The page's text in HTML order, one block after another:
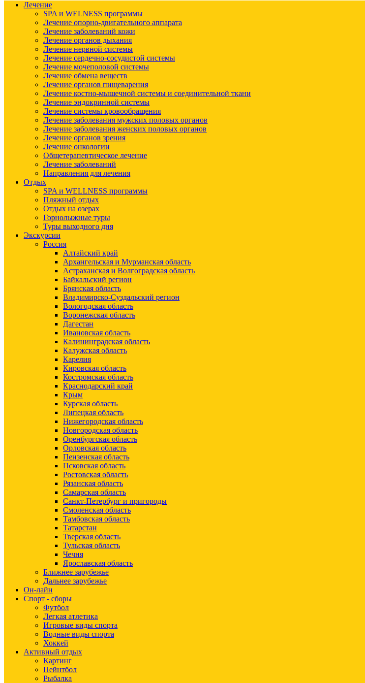
Лечение
SPA и WELNESS программы
Лечение опорно-двигательного аппарата
Лечение заболеваний кожи
Лечение органов дыхания
Лечение нервной системы
Лечение сердечно-сосудистой системы
Лечение мочеполовой системы
Лечение обмена веществ
Лечение органов пищеварения
Лечение костно-мышечной системы и соединительной ткани
Лечение эндокринной системы
Лечение системы кровообращения
Лечение заболевания мужских половых органов
Лечение заболевания женских половых органов
Лечение органов зрения
Лечение онкологии
Общетерапевтическое лечение
Лечение заболеваний
Направления для лечения
Отдых
SPA и WELLNESS программы
Пляжный отдых
Отдых на озерах
Горнолыжные туры
Туры выходного дня
Экскурсии
Россия
Алтайский край
Архангельская и Мурманская область
Астраханская и Волгоградская область
Байкальский регион
Брянская область
Владимирско-Суздальский регион
Вологодская область
Воронежская область
Дагестан
Ивановская область
Калининградская область
Калужская область
Карелия
Кировская область
Костромская область
Краснодарский край
Крым
Курская область
Липецкая область
Нижегородская область
Новгородская область
Оренбургская область
Орловская область
Пензенская область
Псковская область
Ростовская область
Рязанская область
Самарская область
Санкт-Петербург и пригороды
Смоленская область
Тамбовская область
Татарстан
Тверская область
Тульская область
Чечня
Ярославская область
Ближнее зарубежье
Дальнее зарубежье
Он-лайн
Спорт - сборы
Футбол
Легкая атлетика
Игровые виды спорта
Водные виды спорта
Хоккей
Активный отдых
Картинг
Пейнтбол
Рыбалка